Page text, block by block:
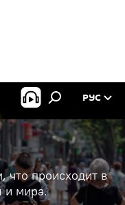
РУС
что происходит в
и мира.